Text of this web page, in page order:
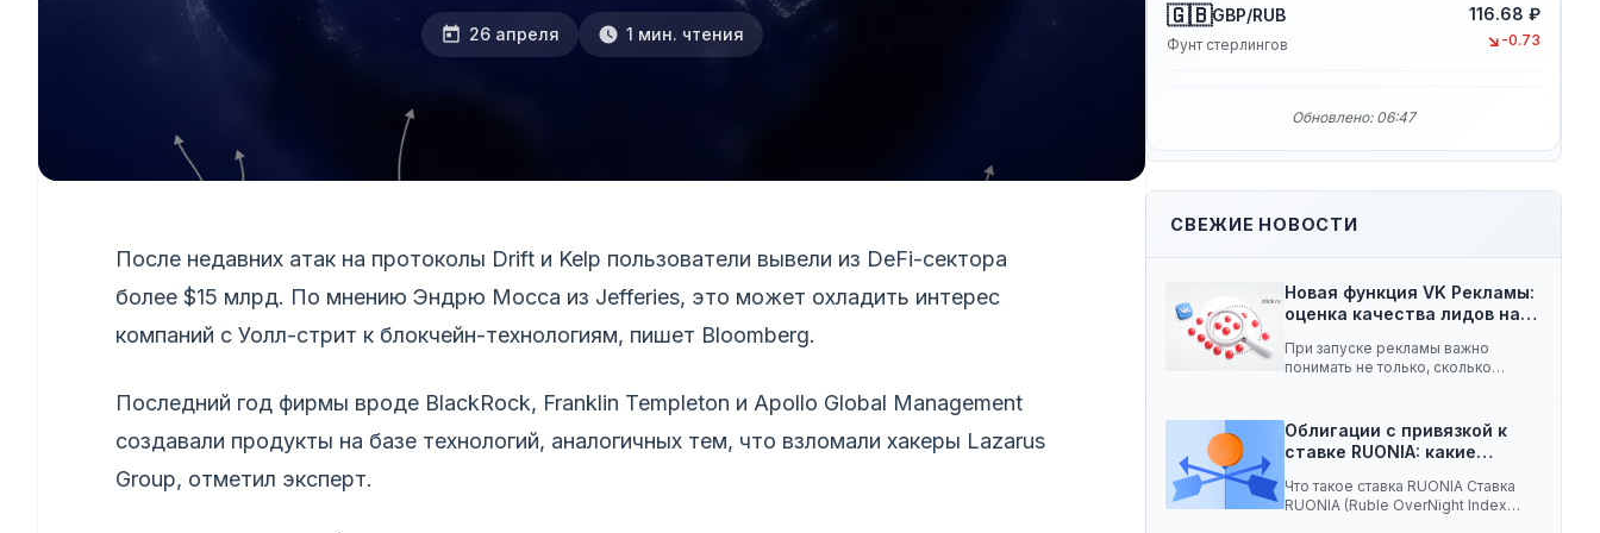
26 апреля 1 мин. чтения
После недавних атак на протоколы Drift и Kelp пользователи вывели из DeFi-сектора
более $15 млрд. По мнению Эндрю Мосса из Jefferies, это может охладить интерес
компаний с Уолл-стрит к блокчейн-технологиям, пишет Bloomberg.
Последний год фирмы вроде BlackRock, Franklin Templeton и Apollo Global Management
создавали продукты на базе технологий, аналогичных тем, что взломали хакеры Lazarus
Group, отметил эксперт.
🇬🇧GBP/RUB
Фунт стерлингов
116.68 ₽
↘ -0.73
Обновлено: 06:47
СВЕЖИЕ НОВОСТИ
Новая функция VK Рекламы:
оценка качества лидов на…
При запуске рекламы важно
понимать не только, сколько
Облигации с привязкой к
ставке RUONIA: какие
Что такое ставка RUONIA Ставка
RUONIA (Ruble OverNight Index